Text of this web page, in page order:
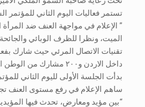
تستمر فعاليات اليوم الثاني للمؤتمر
” الإعلام في مواجهة العنف ضد المرأة
الميت، ونظرا للظرف الوبائي والجائحة
داخل الاردن و٢٠٠ مشارك من الوطن العربي.
بدأت الجلسة الأولى لليوم الثاني
ساهم الإعلام في رفع مستوى العنف
“بين مؤيد ومعارض، تحدث فيها